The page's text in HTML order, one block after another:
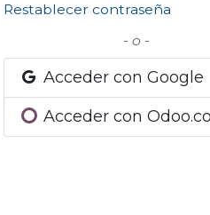
Restablecer contraseña
- o -
Acceder con Google
Acceder con